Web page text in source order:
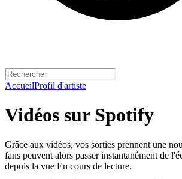
AccueilProfil d'artiste
Vidéos sur Spotify
Grâce aux vidéos, vos sorties prennent une
fans peuvent alors passer instantanément de
depuis la vue En cours de lecture.